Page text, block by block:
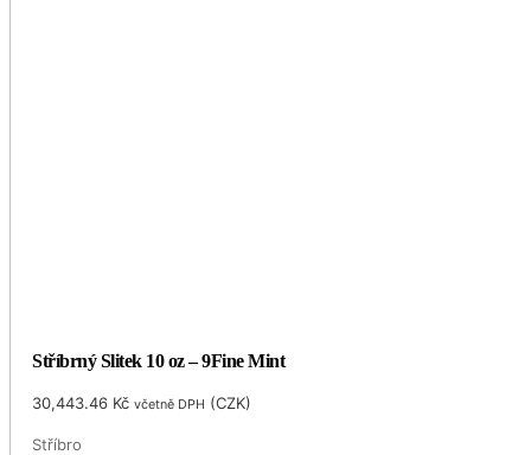
Stříbrný Slitek 10 oz – 9Fine Mint
30,443.46 Kč včetně DPH (CZK)
Stříbro